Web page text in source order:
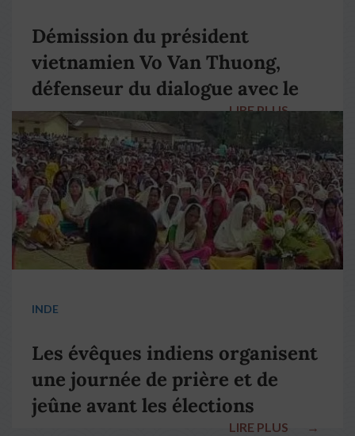
Démission du président
vietnamien Vo Van Thuong,
défenseur du dialogue avec le
pape François
LIRE PLUS →
INDE
Les évêques indiens organisent
une journée de prière et de
jeûne avant les élections
LIRE PLUS →